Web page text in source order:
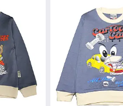
найкращими цінами. Дрібний і
Доставка в усі регіони
При замовленні понад 2 500
безкоштовна!
асортимент